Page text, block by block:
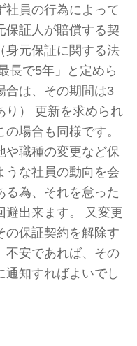
社員の行為によって
保証人が賠償する契
身元保証に関する法
長で5年」と定めら
合は、その期間は3
り） 更新を求められ
場合も同様です。
や職種の変更など保
うな社員の動向を会
る為、それを怠った
避出来ます。 又変更
の保証契約を解除す
不安であれば、その
通知すればよいでし